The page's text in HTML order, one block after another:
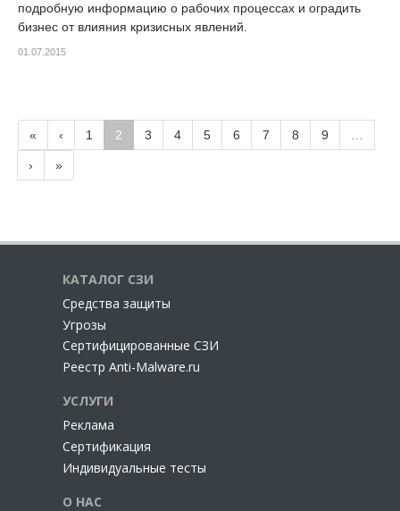
подробную информацию о рабочих процессах и оградить
бизнес от влияния кризисных явлений.
01.07.2015
« ‹ 1 2 3 4 5 6 7 8 9
› »
КАТАЛОГ СЗИ
Cредства защиты
Угрозы
Сертифицированные СЗИ
Реестр Anti-Malware.ru
УСЛУГИ
Реклама
Сертификация
Индивидуальные тесты
О НАС